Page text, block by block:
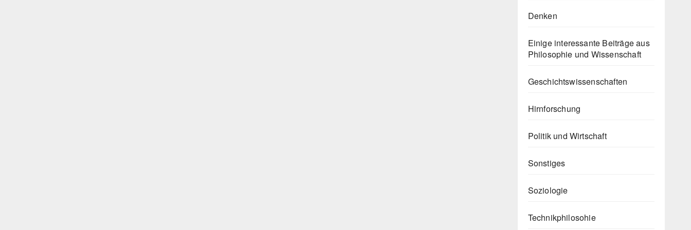
Denken
Einige interessante Beiträge aus
Philosophie und Wissenschaft
Geschichtswissenschaften
Hirnforschung
Politik und Wirtschaft
Sonstiges
Soziologie
Technikphilosohie